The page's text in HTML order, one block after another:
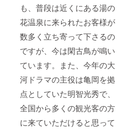
も、普段は近くにある湯の
花温泉に来られたお客様が
数多く立ち寄って下さるの
ですが、今は閑古鳥が鳴い
ています。また、今年の大
河ドラマの主役は亀岡を拠
点としていた明智光秀で、
全国から多くの観光客の方
に来ていただけると思って